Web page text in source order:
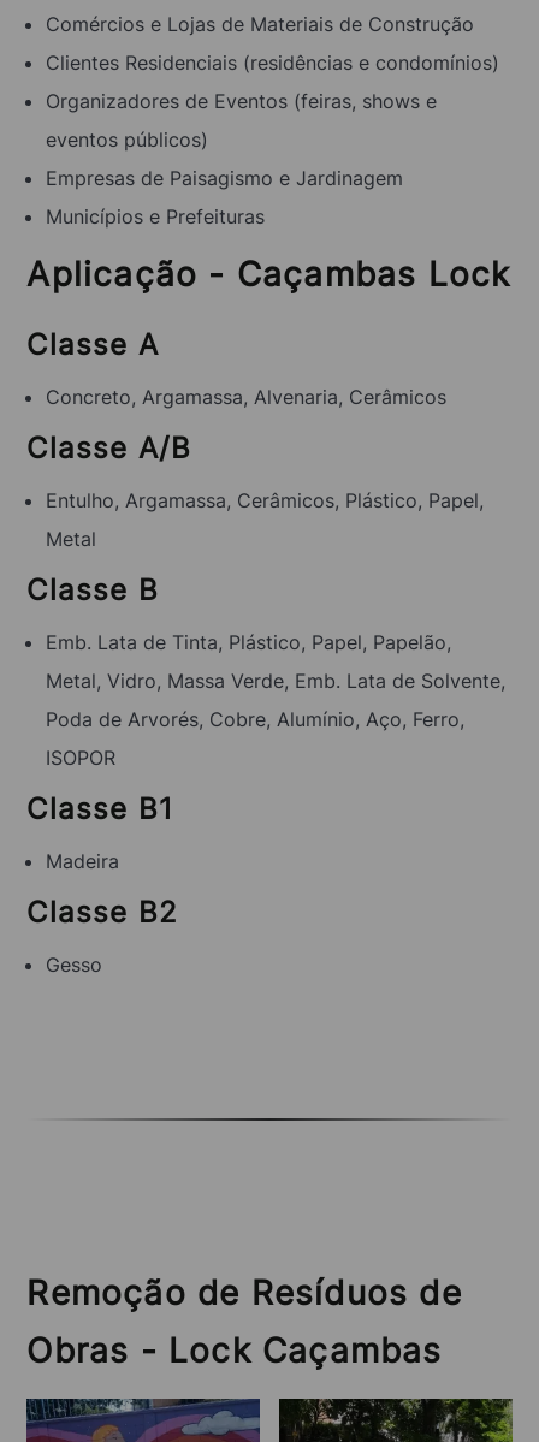
Comércios e Lojas de Materiais de Construção
Clientes Residenciais (residências e condomínios)
Organizadores de Eventos (feiras, shows e
eventos públicos)
Empresas de Paisagismo e Jardinagem
Municípios e Prefeituras
Aplicação - Caçambas Lock
Classe A
Concreto, Argamassa, Alvenaria, Cerâmicos
Classe A/B
Entulho, Argamassa, Cerâmicos, Plástico, Papel,
Metal
Classe B
Emb. Lata de Tinta, Plástico, Papel, Papelão,
Metal, Vidro, Massa Verde, Emb. Lata de Solvente,
Poda de Arvorés, Cobre, Alumínio, Aço, Ferro,
ISOPOR
Classe B1
Madeira
Classe B2
Gesso
Remoção de Resíduos de
Obras - Lock Caçambas